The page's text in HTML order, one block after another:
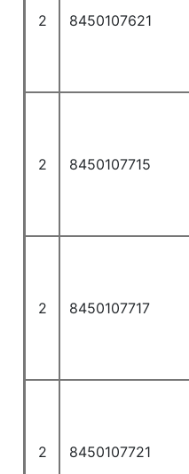
2 8450107621
2 8450107715
2 8450107717
2 8450107721